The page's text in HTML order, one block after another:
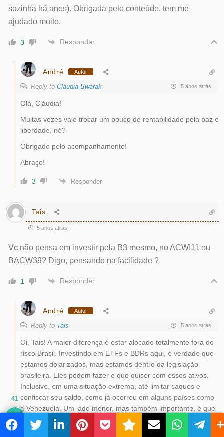
sozinha há anos). Obrigada pelo conteúdo, tem me
ajudado muito.
3 Responder
André Autor
Reply to Cláudia Swerak 5 anos atrás
Olá, Cláudia!
Muitas vezes vale trocar um pouco de rentabilidade pela paz e
liberdade, né?
Obrigado pelo acompanhamento!
Abraço!
3 Responder
Tais
5 anos atrás
Vc não pensa em investir pela B3 mesmo, no ACWI11 ou
BACW39? Digo, pensando na facilidade ?
1 Responder
André Autor
Reply to Tais 5 anos atrás
Oi, Tais! A maior diferença é estar alocado totalmente fora do
risco Brasil. Investindo em ETFs e BDRs aqui, é verdade que
estamos dolarizados, mas estamos dentro da legislação
brasileira. Eles podem fazer o que quiser com esses ativos.
Inclusive, em uma situação extrema, até limitar saques e
confiscar seu saldo, como já ocorreu em alguns países como
a Venezuela. Um lado menor, mas também importante, é que
lá fora os custos são menores a longo prazo. Compare a taxa
de administração desses ativos que citou com suas
41